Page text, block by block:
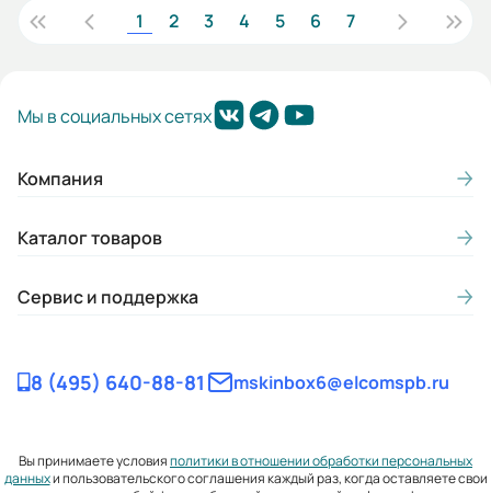
1
2 3 4 5 6 7
Мы в социальных сетях
Компания
Каталог товаров
Сервис и поддержка
8 (495) 640-88-81 mskinbox6@elcomspb.ru
Вы принимаете условияполитики в отношении обработки персональных
данныхи пользовательского соглашения каждый раз, когда оставляете свои